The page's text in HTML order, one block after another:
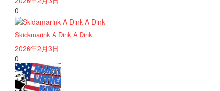
0
Skidamarink A Dink A Dink
2026年2月3日
0